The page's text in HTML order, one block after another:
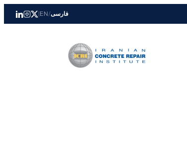
فارسی/
EN
|